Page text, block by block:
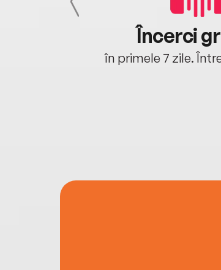
Încerci
în primele 7 zile.